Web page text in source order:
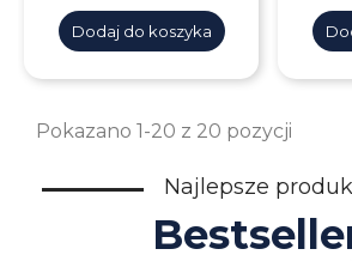
Dodaj do koszyka
Pokazano 1-20 z 20 pozycji
Najlepsze